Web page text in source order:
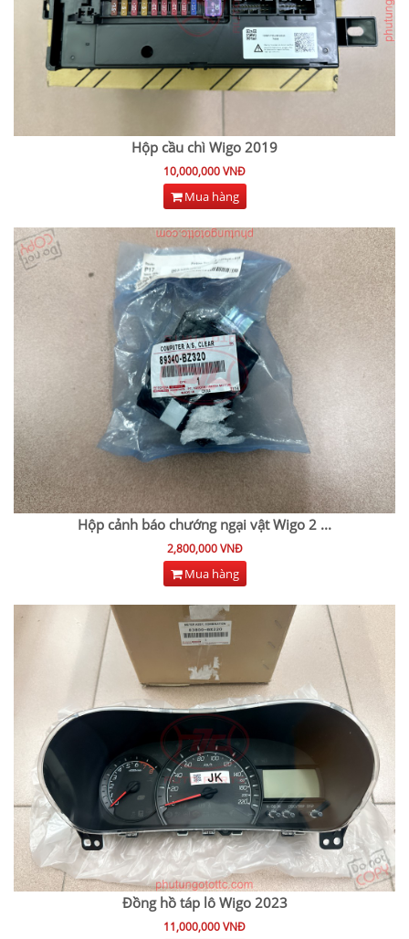
Hộp cầu chì Wigo 2019
10,000,000 VNĐ
Mua hàng
Hộp cảnh báo chướng ngại vật Wigo 2 ...
2,800,000 VNĐ
Mua hàng
Đồng hồ táp lô Wigo 2023
11,000,000 VNĐ